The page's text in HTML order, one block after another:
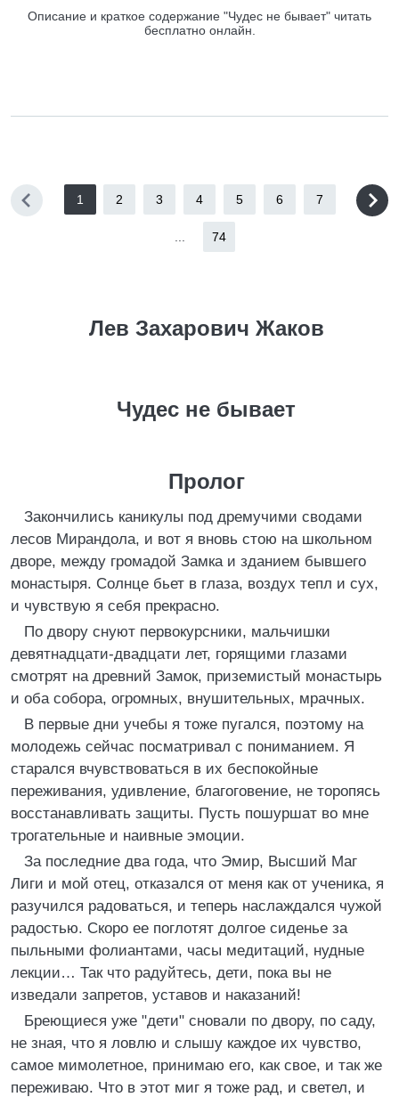
Описание и краткое содержание "Чудес не бывает" читать
бесплатно онлайн.
1 2 3 4 5 6 7
74
Лев Захарович Жаков
Чудес не бывает
Пролог
Закончились каникулы под дремучими сводами
лесов Мирандола, и вот я вновь стою на школьном
дворе, между громадой Замка и зданием бывшего
монастыря. Солнце бьет в глаза, воздух тепл и сух,
и чувствую я себя прекрасно.
По двору снуют первокурсники, мальчишки
девятнадцати-двадцати лет, горящими глазами
смотрят на древний Замок, приземистый монастырь
и оба собора, огромных, внушительных, мрачных.
В первые дни учебы я тоже пугался, поэтому на
молодежь сейчас посматривал с пониманием. Я
старался вчувствоваться в их беспокойные
переживания, удивление, благоговение, не торопясь
восстанавливать защиты. Пусть пошуршат во мне
трогательные и наивные эмоции.
За последние два года, что Эмир, Высший Маг
Лиги и мой отец, отказался от меня как от ученика, я
разучился радоваться, и теперь наслаждался чужой
радостью. Скоро ее поглотят долгое сиденье за
пыльными фолиантами, часы медитаций, нудные
лекции… Так что радуйтесь, дети, пока вы не
изведали запретов, уставов и наказаний!
Бреющиеся уже "дети" сновали по двору, по саду,
не зная, что я ловлю и слышу каждое их чувство,
самое мимолетное, принимаю его, как свое, и так же
переживаю. Что в этот миг я тоже рад, и светел, и